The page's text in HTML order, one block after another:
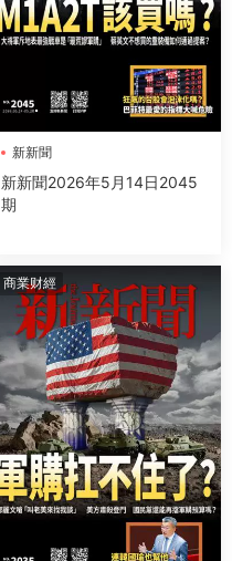
新新聞
新新聞2026年5月14日2045
期
商業财經